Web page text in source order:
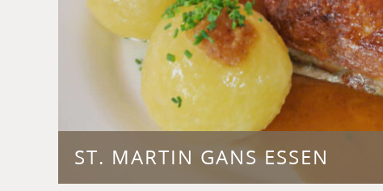
ST. MARTIN GANS ESSEN